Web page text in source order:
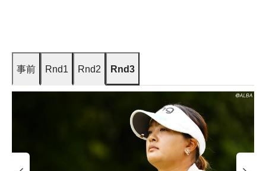
事前 Rnd1 Rnd2 Rnd3